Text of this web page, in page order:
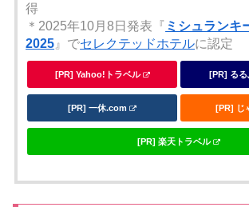
得
＊2025年10月8日発表『 ミシュランキ
2025 』でセレクテッドホテルに認定
[PR] Yahoo!トラベル [PR] る
[PR] 一休.com [PR] じ
[PR] 楽天トラベル